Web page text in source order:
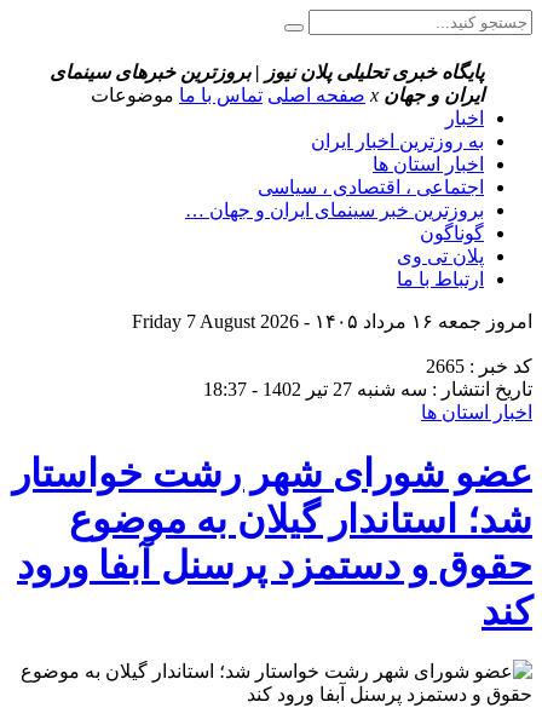
پایگاه خبری تحلیلی پلان نیوز | بروزترین خبرهای سینمای
ایران و جهان x صفحه اصلی تماس با ما موضوعات
اخبار
به روزترین اخبار ایران
اخبار استان ها
اجتماعی ، اقتصادی ، سیاسی
بروزترین خبر سینمای ایران و جهان …
گوناگون
پلان تی وی
ارتباط با ما
امروز جمعه ۱۶ مرداد ۱۴۰۵ - Friday 7 August 2026
کد خبر : 2665
تاریخ انتشار : سه شنبه 27 تیر 1402 - 18:37
اخبار استان ها
عضو شورای شهر رشت خواستار
شد؛ استاندار گیلان به موضوع
حقوق و دستمزد پرسنل آبفا ورود
کند